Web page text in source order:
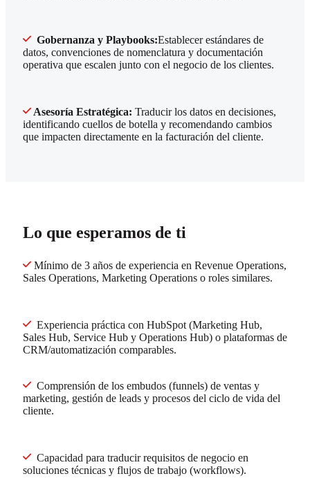
Gobernanza y Playbooks:Establecer estándares de
datos, convenciones de nomenclatura y documentación
operativa que escalen junto con el negocio de los clientes.
Asesoría Estratégica:Traducir los datos en decisiones,
identificando cuellos de botella y recomendando cambios
que impacten directamente en la facturación del cliente.
Lo que esperamos de ti
Mínimo de 3 años de experiencia en Revenue Operations,
Sales Operations, Marketing Operations o roles similares.
Experiencia práctica con HubSpot (Marketing Hub,
Sales Hub, Service Hub y Operations Hub) o plataformas de
CRM/automatización comparables.
Comprensión de los embudos (funnels) de ventas y
marketing, gestión de leads y procesos del ciclo de vida del
cliente.
Capacidad para traducir requisitos de negocio en
soluciones técnicas y flujos de trabajo (workflows).